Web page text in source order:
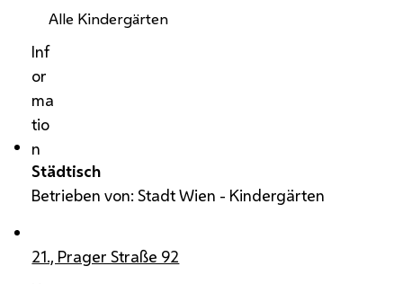
Alle Kindergärten
Inf
or
ma
tio
n
Städtisch
Betrieben von: Stadt Wien - Kindergärten
21., Prager Straße 92